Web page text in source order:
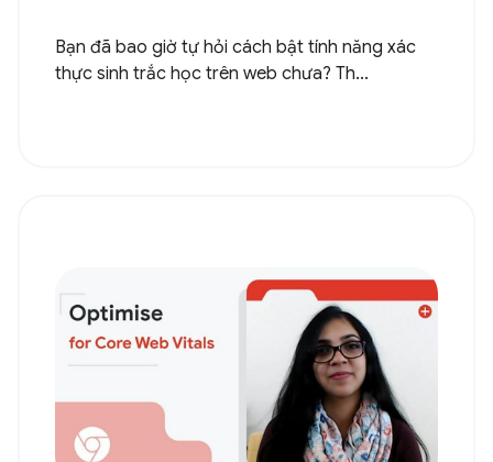
Bạn đã bao giờ tự hỏi cách bật tính năng xác
thực sinh trắc học trên web chưa? Th...